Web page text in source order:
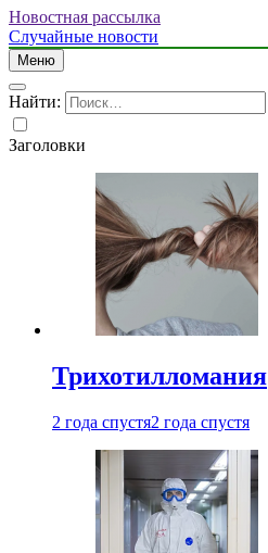
Новостная рассылка
Случайные новости
Меню
Найти:
Заголовки
Трихотилломания
2 года спустя2 года спустя